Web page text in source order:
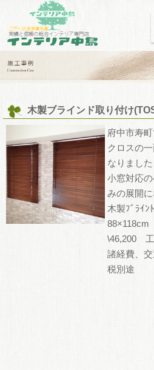
木製ブラインド取り付け
府中市寿
クロスの
なりました
小窓対応
みの展開に
木製ﾌﾞﾗｲﾝ
\46,200
諸経費、
税別途